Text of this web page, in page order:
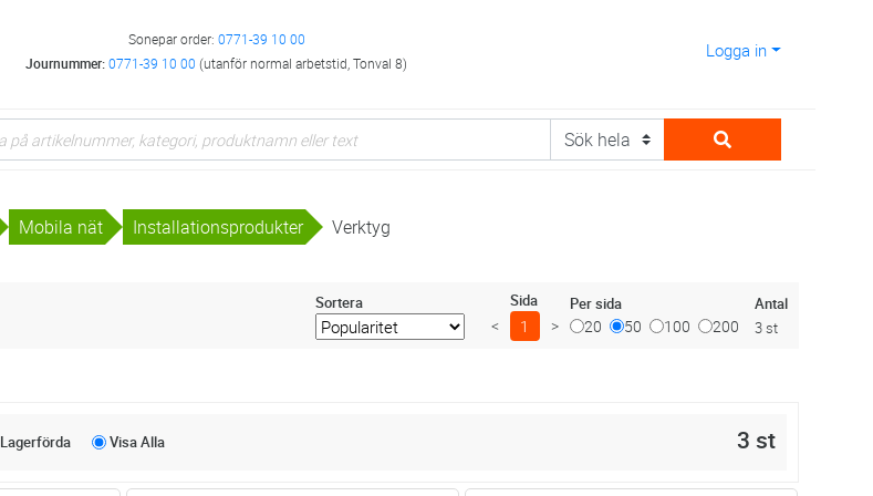
Sonepar order: 0771-39 10 00
Journummer:0771-39 10 00 (utanför normal arbetstid, Tonval 8)
Logga in
Mobila nät Installationsprodukter Verktyg
Sortera Sida
< 1 >
Per sida
20 50 100 200
Antal
3 st
Lagerförda VisaAlla 3 st